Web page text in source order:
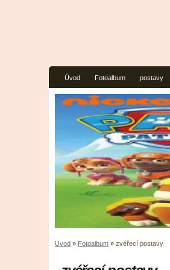
Úvod Fotoalbum postavy
Úvod » Fotoalbum » zvéřecí postavy